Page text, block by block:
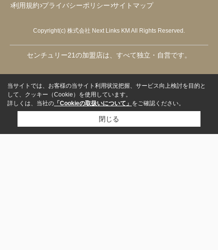
利用規約 プライバシーポリシー サイトマップ
Copyright(c) 株式会社 Next Links KM All Rights Reserved.
センチュリー21の加盟店は、すべて独立・自営です。
当サイトでは、お客様の当サイト利用状況把握、サービス向上検討を目的と
して、クッキー（Cookie）を使用しています。
詳しくは、当社の 「Cookieの取扱いについて」 をご確認ください。
閉じる